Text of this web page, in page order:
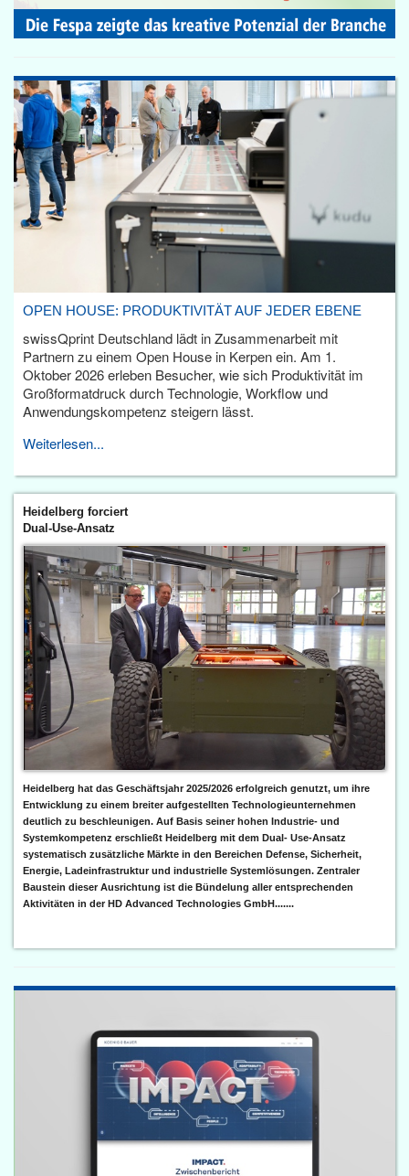
OPEN HOUSE: PRODUKTIVITÄT AUF JEDER EBENE
swissQprint Deutschland lädt in Zusammenarbeit mit
Partnern zu einem Open House in Kerpen ein. Am 1.
Oktober 2026 erleben Besucher, wie sich Produktivität im
Großformatdruck durch Technologie, Workflow und
Anwendungskompetenz steigern lässt.
Weiterlesen...
Heidelberg forciert
Dual-Use-Ansatz
Heidelberg hat das Geschäftsjahr 2025/2026 erfolgreich genutzt, um ihre
Entwicklung zu einem breiter aufgestellten Technologieunternehmen
deutlich zu beschleunigen. Auf Basis seiner hohen Industrie- und
Systemkompetenz erschließt Heidelberg mit dem Dual- Use-Ansatz
systematisch zusätzliche Märkte in den Bereichen Defense, Sicherheit,
Energie, Ladeinfrastruktur und industrielle Systemlösungen. Zentraler
Baustein dieser Ausrichtung ist die Bündelung aller entsprechenden
Aktivitäten in der HD Advanced Technologies GmbH.......